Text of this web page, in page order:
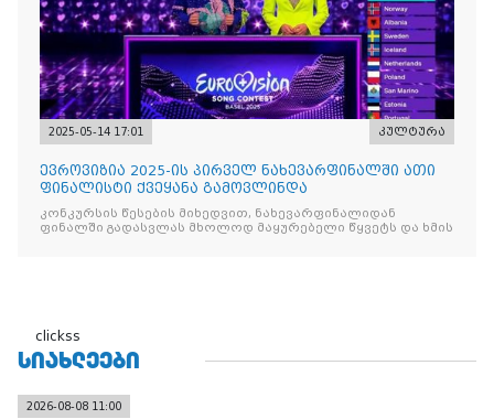
2025-05-14 17:01 კულტურა
ევროვიზია 2025-ის პირველ ნახევარფინალში ათი
ფინალისტი ქვეყანა გამოვლინდა
კონკურსის წესების მიხედვით, ნახევარფინალიდან
ფინალში გადასვლას მხოლოდ მაყურებელი წყვეტს და ხმის
clickss
ᲡᲘᲐᲮᲚᲔᲔᲑᲘ
2026-08-08 11:00